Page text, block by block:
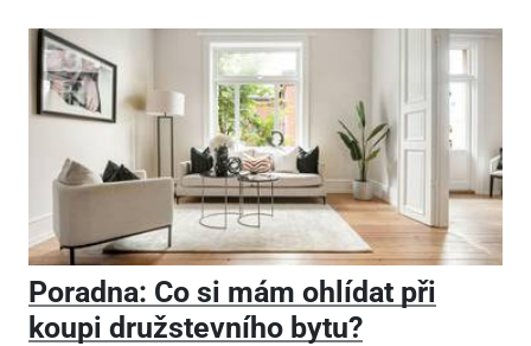
Poradna: Co si mám ohlídat při
koupi družstevního bytu?